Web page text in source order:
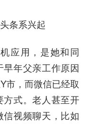
条系兴起
应用，是她和同
年父亲工作原因
市，而微信已经取
式。老人甚至开
视频聊天，比如